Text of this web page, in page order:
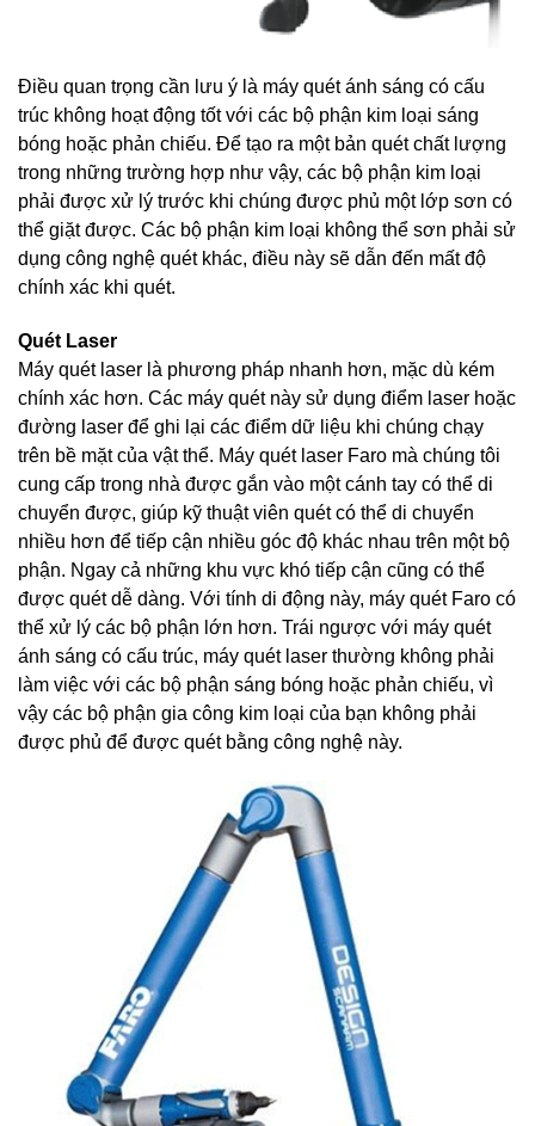
Điều quan trọng cần lưu ý là máy quét ánh sáng có cấu
trúc không hoạt động tốt với các bộ phận kim loại sáng
bóng hoặc phản chiếu. Để tạo ra một bản quét chất lượng
trong những trường hợp như vậy, các bộ phận kim loại
phải được xử lý trước khi chúng được phủ một lớp sơn có
thể giặt được. Các bộ phận kim loại không thể sơn phải sử
dụng công nghệ quét khác, điều này sẽ dẫn đến mất độ
chính xác khi quét.
Quét Laser
Máy quét laser là phương pháp nhanh hơn, mặc dù kém
chính xác hơn. Các máy quét này sử dụng điểm laser hoặc
đường laser để ghi lại các điểm dữ liệu khi chúng chạy
trên bề mặt của vật thể. Máy quét laser Faro mà chúng tôi
cung cấp trong nhà được gắn vào một cánh tay có thể di
chuyển được, giúp kỹ thuật viên quét có thể di chuyển
nhiều hơn để tiếp cận nhiều góc độ khác nhau trên một bộ
phận. Ngay cả những khu vực khó tiếp cận cũng có thể
được quét dễ dàng. Với tính di động này, máy quét Faro có
thể xử lý các bộ phận lớn hơn. Trái ngược với máy quét
ánh sáng có cấu trúc, máy quét laser thường không phải
làm việc với các bộ phận sáng bóng hoặc phản chiếu, vì
vậy các bộ phận gia công kim loại của bạn không phải
được phủ để được quét bằng công nghệ này.